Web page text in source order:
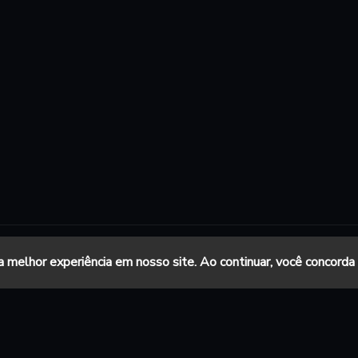
melhor experiência em nosso site. Ao continuar, você